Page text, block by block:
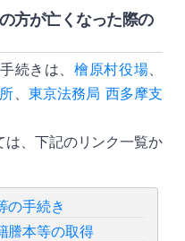
方が亡くなった際の
続きは、檜原村役場
東京法務局 西多摩支
、下記のリンク一覧か
の手続き
謄本等の取得